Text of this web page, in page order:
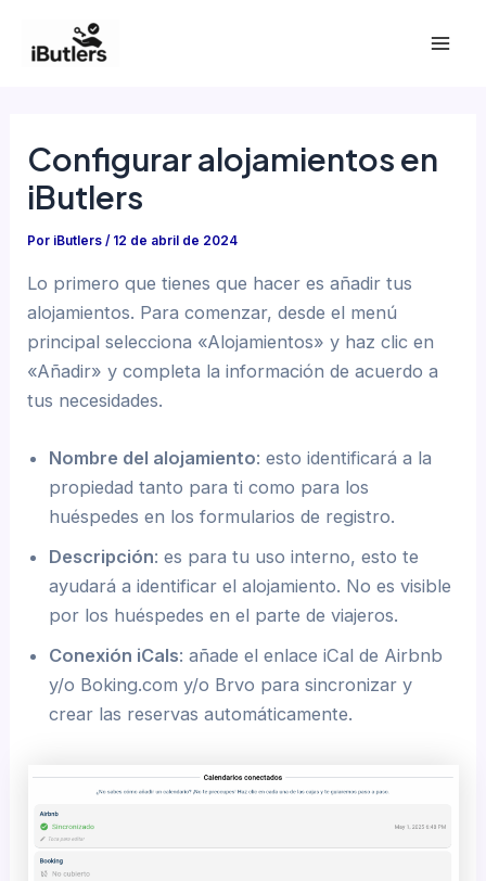
Configurar alojamientos en
iButlers
Por iButlers/ 12 de abril de 2024
Lo primero que tienes que hacer es añadir tus
alojamientos. Para comenzar, desde el menú
principal selecciona «Alojamientos» y haz clic en
«Añadir» y completa la información de acuerdo a
tus necesidades.
Nombre del alojamiento: esto identificará a la
propiedad tanto para ti como para los
huéspedes en los formularios de registro.
Descripción: es para tu uso interno, esto te
ayudará a identificar el alojamiento. No es visible
por los huéspedes en el parte de viajeros.
Conexión iCals: añade el enlace iCal de Airbnb
y/o Boking.com y/o Brvo para sincronizar y
crear las reservas automáticamente.